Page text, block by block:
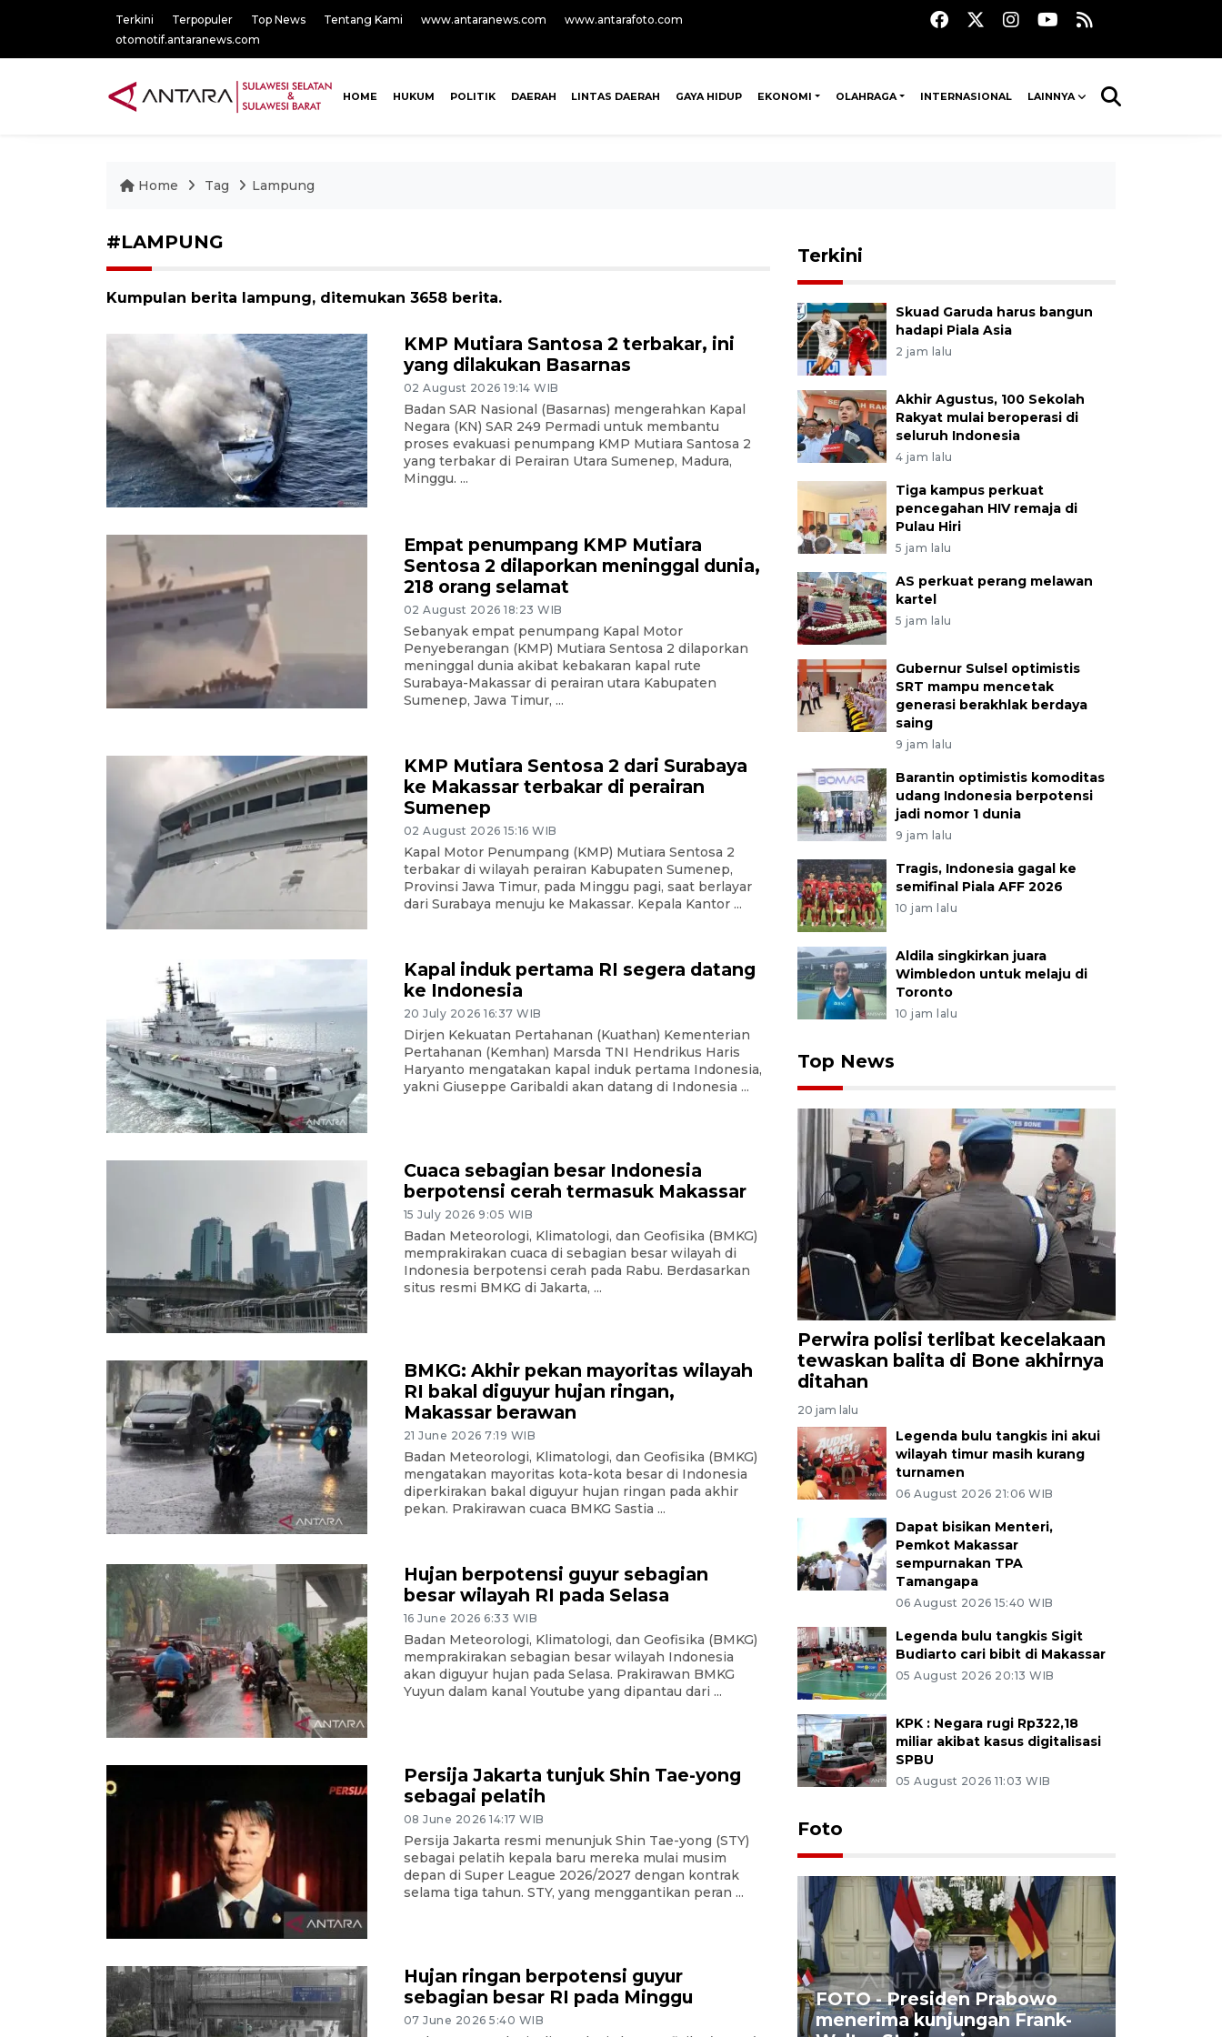
Terkini Terpopuler Top News Tentang Kami www.antaranews.com
www.antarafoto.com
otomotif.antaranews.com
HOME HUKUM POLITIK DAERAH LINTAS DAERAH GAYA HIDUP EKONOMI OLAHRAGA INTERNASIONAL LAINNYA
Home Tag Lampung
#LAMPUNG
Kumpulan berita lampung, ditemukan 3658 berita.
KMP Mutiara Santosa 2 terbakar, ini
yang dilakukan Basarnas
02 August 2026 19:14 WIB
Badan SAR Nasional (Basarnas) mengerahkan Kapal
Negara (KN) SAR 249 Permadi untuk membantu
proses evakuasi penumpang KMP Mutiara Santosa 2
yang terbakar di Perairan Utara Sumenep, Madura,
Minggu. ...
Empat penumpang KMP Mutiara
Sentosa 2 dilaporkan meninggal dunia,
218 orang selamat
02 August 2026 18:23 WIB
Sebanyak empat penumpang Kapal Motor
Penyeberangan (KMP) Mutiara Sentosa 2 dilaporkan
meninggal dunia akibat kebakaran kapal rute
Surabaya-Makassar di perairan utara Kabupaten
Sumenep, Jawa Timur, ...
KMP Mutiara Sentosa 2 dari Surabaya
ke Makassar terbakar di perairan
Sumenep
02 August 2026 15:16 WIB
Kapal Motor Penumpang (KMP) Mutiara Sentosa 2
terbakar di wilayah perairan Kabupaten Sumenep,
Provinsi Jawa Timur, pada Minggu pagi, saat berlayar
dari Surabaya menuju ke Makassar. Kepala Kantor ...
Kapal induk pertama RI segera datang
ke Indonesia
20 July 2026 16:37 WIB
Dirjen Kekuatan Pertahanan (Kuathan) Kementerian
Pertahanan (Kemhan) Marsda TNI Hendrikus Haris
Haryanto mengatakan kapal induk pertama Indonesia,
yakni Giuseppe Garibaldi akan datang di Indonesia ...
Cuaca sebagian besar Indonesia
berpotensi cerah termasuk Makassar
15 July 2026 9:05 WIB
Badan Meteorologi, Klimatologi, dan Geofisika (BMKG)
memprakirakan cuaca di sebagian besar wilayah di
Indonesia berpotensi cerah pada Rabu. Berdasarkan
situs resmi BMKG di Jakarta, ...
BMKG: Akhir pekan mayoritas wilayah
RI bakal diguyur hujan ringan,
Makassar berawan
21 June 2026 7:19 WIB
Badan Meteorologi, Klimatologi, dan Geofisika (BMKG)
mengatakan mayoritas kota-kota besar di Indonesia
diperkirakan bakal diguyur hujan ringan pada akhir
pekan. Prakirawan cuaca BMKG Sastia ...
Hujan berpotensi guyur sebagian
besar wilayah RI pada Selasa
16 June 2026 6:33 WIB
Badan Meteorologi, Klimatologi, dan Geofisika (BMKG)
memprakirakan sebagian besar wilayah Indonesia
akan diguyur hujan pada Selasa. Prakirawan BMKG
Yuyun dalam kanal Youtube yang dipantau dari ...
Persija Jakarta tunjuk Shin Tae-yong
sebagai pelatih
08 June 2026 14:17 WIB
Persija Jakarta resmi menunjuk Shin Tae-yong (STY)
sebagai pelatih kepala baru mereka mulai musim
depan di Super League 2026/2027 dengan kontrak
selama tiga tahun. STY, yang menggantikan peran ...
Hujan ringan berpotensi guyur
sebagian besar RI pada Minggu
07 June 2026 5:40 WIB
Terkini
Skuad Garuda harus bangun
hadapi Piala Asia
2 jam lalu
Akhir Agustus, 100 Sekolah
Rakyat mulai beroperasi di
seluruh Indonesia
4 jam lalu
Tiga kampus perkuat
pencegahan HIV remaja di
Pulau Hiri
5 jam lalu
AS perkuat perang melawan
kartel
5 jam lalu
Gubernur Sulsel optimistis
SRT mampu mencetak
generasi berakhlak berdaya
saing
9 jam lalu
Barantin optimistis komoditas
udang Indonesia berpotensi
jadi nomor 1 dunia
9 jam lalu
Tragis, Indonesia gagal ke
semifinal Piala AFF 2026
10 jam lalu
Aldila singkirkan juara
Wimbledon untuk melaju di
Toronto
10 jam lalu
Top News
Perwira polisi terlibat kecelakaan
tewaskan balita di Bone akhirnya
ditahan
20 jam lalu
Legenda bulu tangkis ini akui
wilayah timur masih kurang
turnamen
06 August 2026 21:06 WIB
Dapat bisikan Menteri,
Pemkot Makassar
sempurnakan TPA
Tamangapa
06 August 2026 15:40 WIB
Legenda bulu tangkis Sigit
Budiarto cari bibit di Makassar
05 August 2026 20:13 WIB
KPK : Negara rugi Rp322,18
miliar akibat kasus digitalisasi
SPBU
05 August 2026 11:03 WIB
Foto
FOTO - Kirab memperingati
HUT ke-80 Raja Keraton
FOTO - Presiden Prabowo
menerima kunjungan Frank-